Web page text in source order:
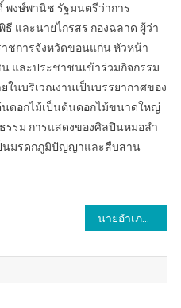
พงษ์พานิช รัฐมนตรีว่าการ
และนายไกรสร กองฉลาด ผู้ว่า
ชการจังหวัดขอนแก่น หัวหน้า
และประชาชนเข้าร่วมกิจกรรม
นบริเวณงานเป็นบรรยากาศของ
ดอกไม้เป็นต้นดอกไม้ขนาดใหญ่
รม การแสดงของศิลปินหมอลำ
นมรดกภูมิปัญญาและสืบสาน